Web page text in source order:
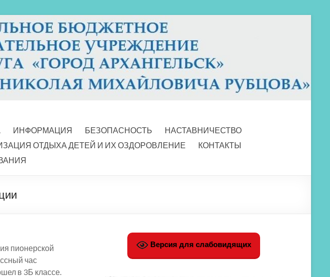
ИНФОРМАЦИЯ БЕЗОПАСНОСТЬ
НАСТАВНИЧЕСТВО
ОТДЫХА ДЕТЕЙ И ИХ ОЗДОРОВЛЕНИЕ
КОНТАКТЫ
пионерской
час
в 3Б классе.
Версия для слабовидящих